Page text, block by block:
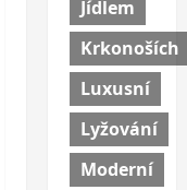
Jídlem
Krkonoších
Luxusní
Lyžování
Moderní